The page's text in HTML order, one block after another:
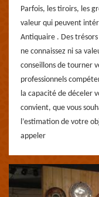
Parfois, les tiroirs, les
valeur qui peuvent
Antiquaire . Des
ne connaissez ni sa
conseillons de tourner
professionnels
la capacité de déceler
convient, que vous
l’estimation de votre
appeler